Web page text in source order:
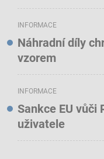
INFORMACE
Náhradní díly
vzorem
INFORMACE
Sankce EU vůči
uživatele